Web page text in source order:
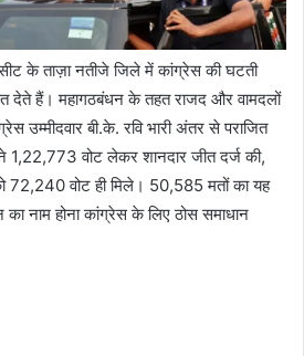
सीट के ताज़ा नतीजे जिले में कांग्रेस की घटती
देते हैं। महागठबंधन के तहत राजद और वामदलों
उम्मीदवार बी.के. रवि भारी अंतर से पराजित
1,22,773 वोट लेकर शानदार जीत दर्ज की,
72,240 वोट ही मिले। 50,585 मतों का यह
नाम होना कांग्रेस के लिए ठोस समाधान